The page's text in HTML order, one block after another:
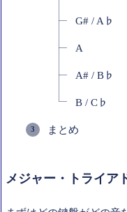
G# / A♭
A
A# / B♭
B / C♭
まとめ
メジャー・トライア